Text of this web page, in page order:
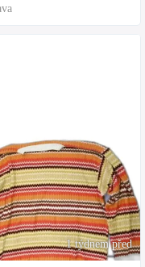
1 týdnem před